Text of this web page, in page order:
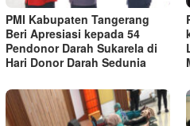
PMI Kabupaten Tangerang
Beri Apresiasi kepada 54
Pendonor Darah Sukarela di
Hari Donor Darah Sedunia